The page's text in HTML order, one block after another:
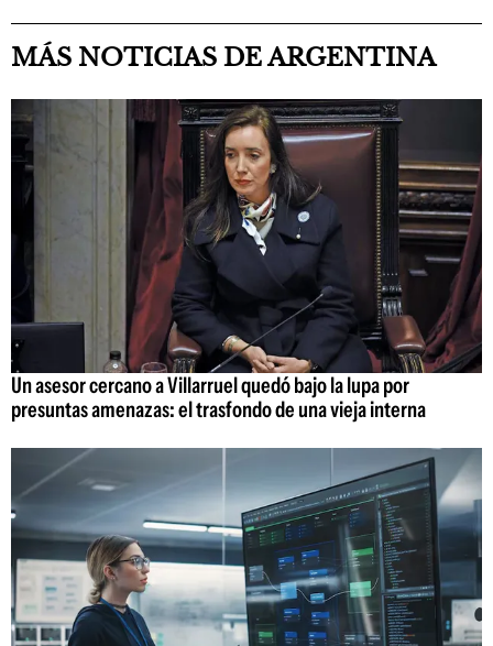
MÁS NOTICIAS DE ARGENTINA
Un asesor cercano a Villarruel quedó bajo la lupa por
presuntas amenazas: el trasfondo de una vieja interna